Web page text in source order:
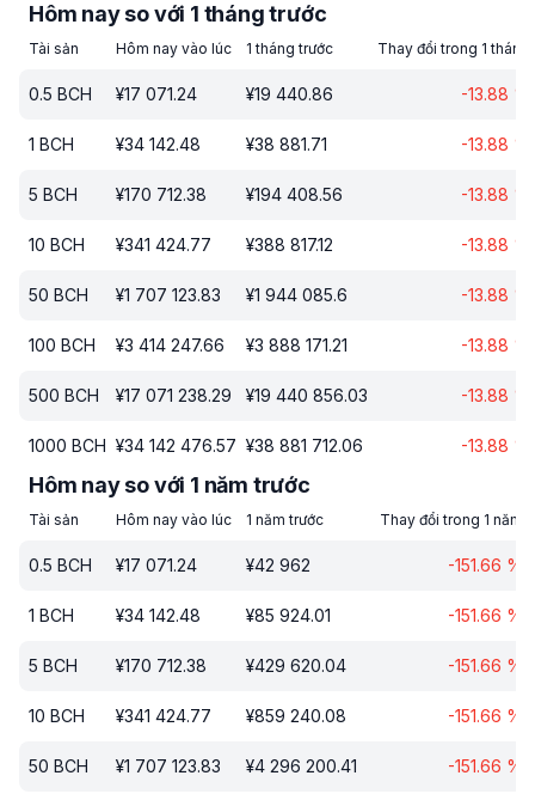
Hôm nay so với 1 tháng trước
Tài sản Hôm nay vào lúc 1 tháng trước Thay đổi trong 1 tháng
0.5 BCH ¥17 071.24 ¥19 440.86 -13.88 %
1 BCH ¥34 142.48 ¥38 881.71 -13.88 %
5 BCH ¥170 712.38 ¥194 408.56 -13.88 %
10 BCH ¥341 424.77 ¥388 817.12 -13.88 %
50 BCH ¥1 707 123.83 ¥1 944 085.6 -13.88 %
100 BCH ¥3 414 247.66 ¥3 888 171.21 -13.88 %
500 BCH ¥17 071 238.29 ¥19 440 856.03 -13.88 %
1000 BCH ¥34 142 476.57 ¥38 881 712.06 -13.88 %
Hôm nay so với 1 năm trước
Tài sản Hôm nay vào lúc 1 năm trước Thay đổi trong 1 năm
0.5 BCH ¥17 071.24 ¥42 962 -151.66 %
1 BCH ¥34 142.48 ¥85 924.01 -151.66 %
5 BCH ¥170 712.38 ¥429 620.04 -151.66 %
10 BCH ¥341 424.77 ¥859 240.08 -151.66 %
50 BCH ¥1 707 123.83 ¥4 296 200.41 -151.66 %